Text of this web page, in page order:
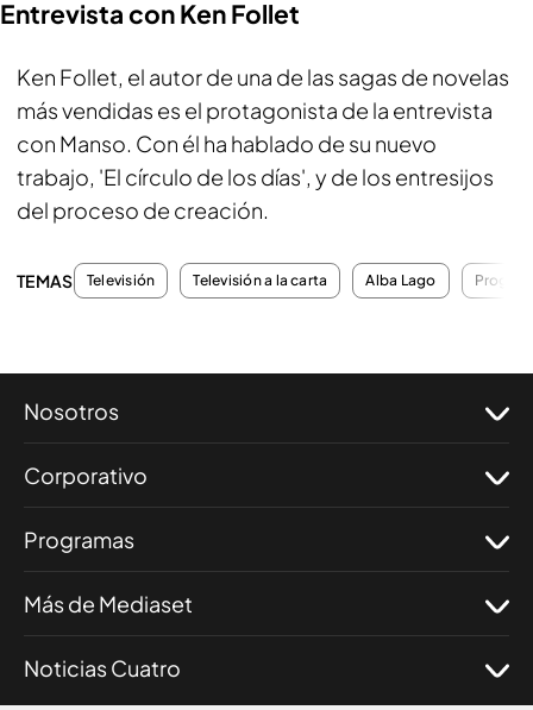
Entrevista con Ken Follet
Ken Follet, el autor de una de las sagas de novelas
más vendidas es el protagonista de la entrevista
con Manso. Con él ha hablado de su nuevo
trabajo, 'El círculo de los días', y de los entresijos
del proceso de creación.
TEMAS Televisión Televisión a la carta Alba Lago
Nosotros
Corporativo
Programas
Más de Mediaset
Noticias Cuatro